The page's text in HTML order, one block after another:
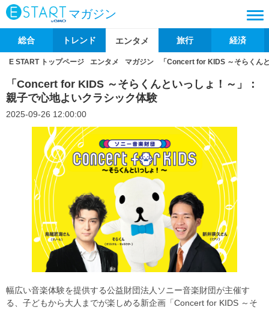
マガジン
総合 トレンド エンタメ 旅行 経済
E START トップページ エンタメ マガジン 「Concert for KIDS ～そらくん
「Concert for KIDS ～そらくんといっしょ！～」：
親子で心地よいクラシック体験
2025-09-26 12:00:00
幅広い音楽体験を提供する公益財団法人ソニー音楽財団が主催す
る、子どもから大人までが楽しめる新企画「Concert for KIDS ～そ